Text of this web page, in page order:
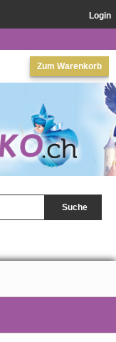
Suche
Login
Zum Warenkorb